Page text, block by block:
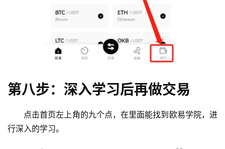
第八步：深入学习后再做交易
点击首页左上角的九个点，在里面能找到欧易学院，进
行深入的学习。